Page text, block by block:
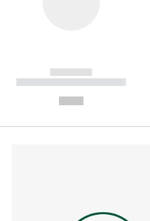
------------
----------- ----------- --------